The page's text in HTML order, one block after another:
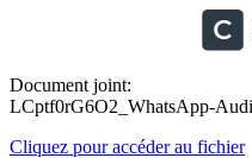
Document joint:
LCptf0rG6O2_WhatsApp-
Cliquez pour accéder au fichier